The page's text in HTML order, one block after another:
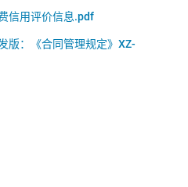
信用评价信息.pdf
版：《合同管理规定》XZ-